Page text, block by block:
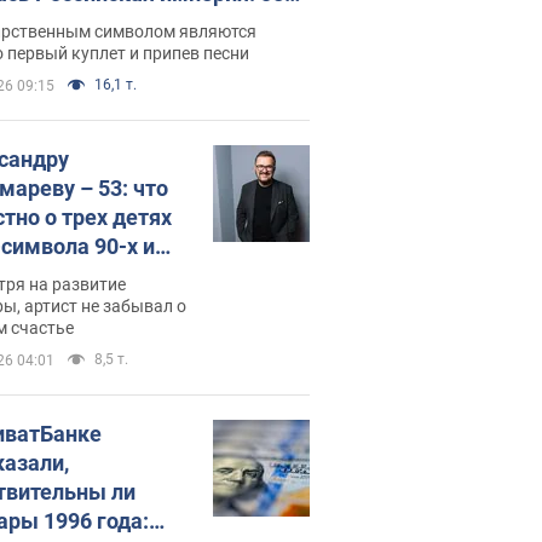
рассказывают в школе
символом являются
первый куплет и припев песни
09:15 16,1 т.
– 53: что
о трех детях
90-х и
выглядят
на развитие
артист не забывал о
счастье
04:01 8,5 т.
ли
1996 года: